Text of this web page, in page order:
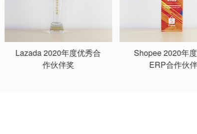
Shopee 2020年度最佳
ERP合作伙伴
1688跨境专供优秀